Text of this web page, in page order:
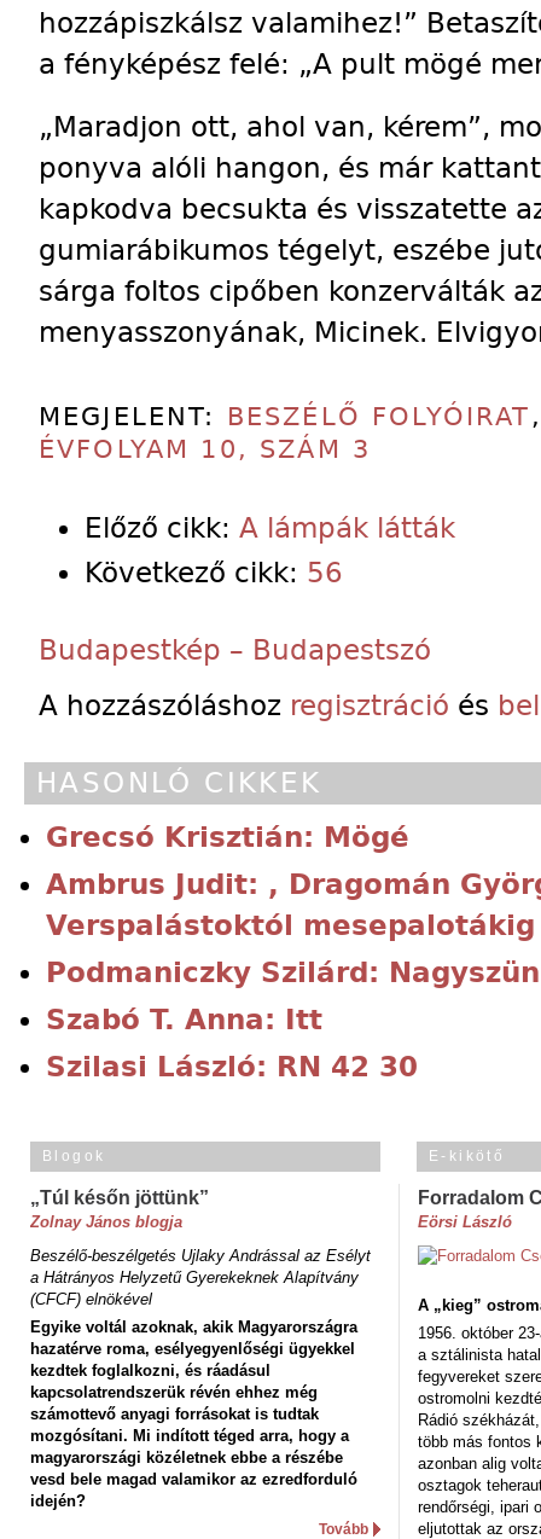
hozzápiszkálsz valamihez!”
a fényképész felé: „A pult mögé
„Maradjon ott, ahol van, kérem”,
ponyva alóli hangon, és már
kapkodva becsukta és visszatette
gumiarábikumos tégelyt, eszébe
sárga foltos cipőben konzerválták
menyasszonyának, Micinek.
MEGJELENT: BESZÉLŐ FOLYÓIRAT
ÉVFOLYAM 10, SZÁM 3
Előző cikk: A lámpák látták
Következő cikk: 56
Budapestkép – Budapestszó
A hozzászóláshoz regisztráció és
HASONLÓ CIKKEK
Grecsó Krisztián: Mögé
Ambrus Judit: , Dragomán
Verspalástoktól mesepalotákig
Podmaniczky Szilárd:
Szabó T. Anna: Itt
Szilasi László: RN 42 30
Blogok
„Túl későn jöttünk”
Zolnay János blogja
Beszélő-beszélgetés Ujlaky Andrással az Esélyt
a Hátrányos Helyzetű Gyerekeknek Alapítvány
(CFCF) elnökével
Egyike voltál azoknak, akik Magyarországra
hazatérve roma, esélyegyenlőségi ügyekkel
kezdtek foglalkozni, és ráadásul
kapcsolatrendszerük révén ehhez még
számottevő anyagi forrásokat is tudtak
mozgósítani. Mi indított téged arra, hogy a
magyarországi közéletnek ebbe a részébe
vesd bele magad valamikor az ezredforduló
idején?
Tovább
E-kikötő
Forradalom
Eörsi László
A „kieg”
1956. október
a sztálinista
fegyvereket
ostromolni
Rádió
több más fontos
azonban alig
osztagok
rendőrségi, ipari
eljutottak az